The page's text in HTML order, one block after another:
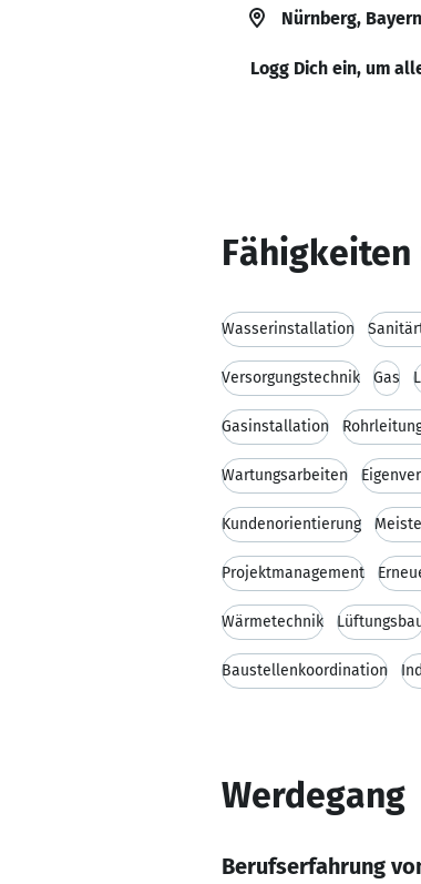
Nürnberg,
Logg Dich ein, um
Wasserinstallation
Versorgungstechnik Gas
Gasinstallation
Wartungsarbeiten
Kundenorientierung
Projektmanagement
Wärmetechnik
Baustellenkoordination
Werdegang
Berufserfahrung